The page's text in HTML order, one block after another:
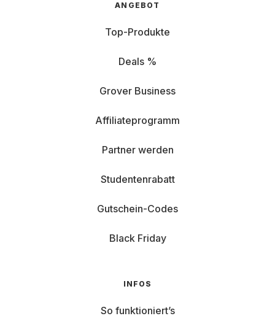
ANGEBOT
Top-Produkte
Deals %
Grover Business
Affiliateprogramm
Partner werden
Studentenrabatt
Gutschein-Codes
Black Friday
INFOS
So funktioniert’s